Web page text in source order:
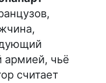
армией, чьё
считает